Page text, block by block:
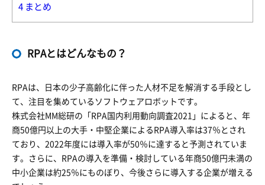
4 まとめ
RPAとはどんなもの？
RPAは、日本の少子高齢化に伴った人材不足を解消する手段とし
て、注目を集めているソフトウェアロボットです。
株式会社MM総研の「RPA国内利用動向調査2021」によると、年
商50億円以上の大手・中堅企業によるRPA導入率は37％とされ
ており、2022年度には導入率が50％に達すると予測されていま
す。さらに、RPAの導入を準備・検討している年商50億円未満の
中小企業は約25％にものぼり、今後さらに導入する企業が増える